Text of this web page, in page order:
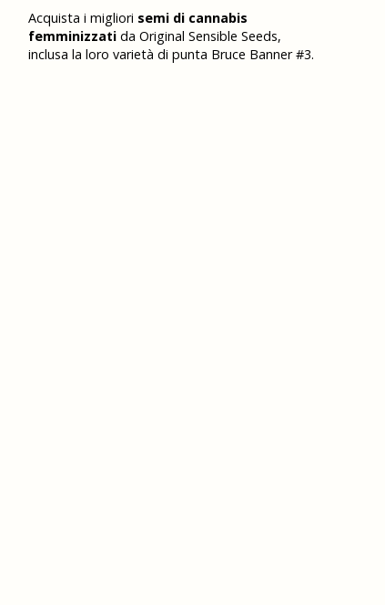
Acquista i migliori semi di cannabis
femminizzati da Original Sensible Seeds,
inclusa la loro varietà di punta Bruce Banner #3.